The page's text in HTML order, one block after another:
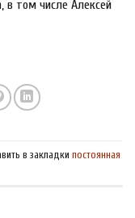
в закладки постоянная